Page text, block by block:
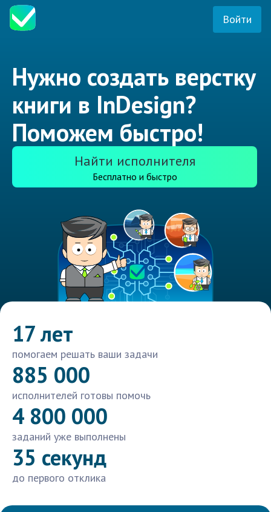
Войти
Нужно создать верстку
книги в InDesign?
Поможем быстро!
Найти исполнителя
Бесплатно и быстро
17 лет
помогаем решать ваши задачи
885 000
исполнителей готовы помочь
4 800 000
заданий уже выполнены
35 секунд
до первого отклика